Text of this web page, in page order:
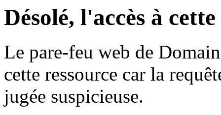
Désolé, l'accès à
Le pare-feu web de
cette ressource car la
jugée suspicieuse.